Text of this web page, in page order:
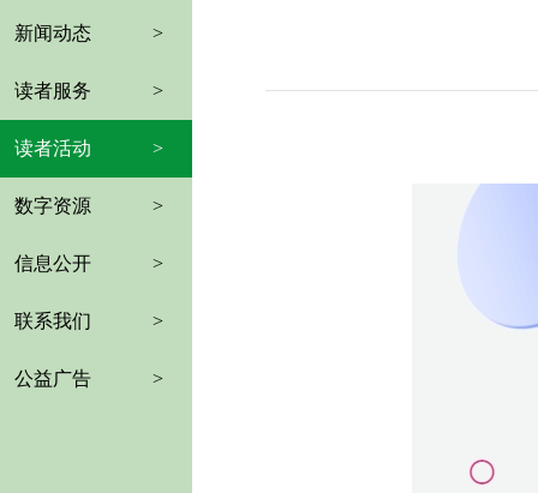
新闻动态 >
读者服务 >
读者活动 >
数字资源 >
信息公开 >
联系我们 >
公益广告 >